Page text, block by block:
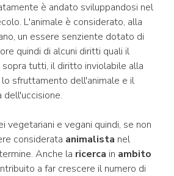
è andato sviluppandosi nel
L'animale è considerato, alla
un essere senziente dotato di
quindi di alcuni diritti quali il
tutti, il diritto inviolabile alla
sfruttamento dell'animale e il
dell'uccisione.
vegetariani e vegani quindi, se non
considerata animalista nel
Anche la ricerca in ambito
a far crescere il numero di